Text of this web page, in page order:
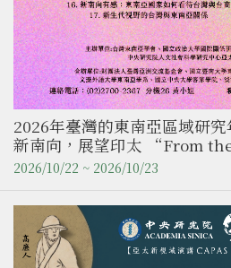
2026年臺灣的東南亞區域研
新南向，展望印太 “From
Policy to the Indo-Pacific
（即日起至7/31）
2026/10/22 ~ 2026/10/23